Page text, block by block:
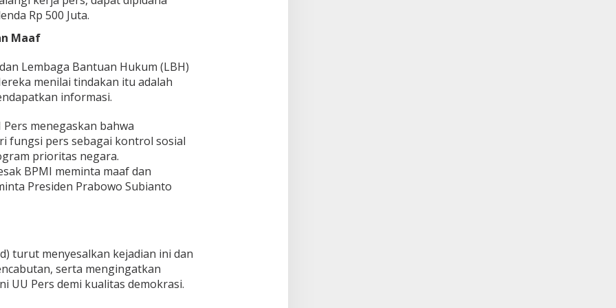
Rp 500 Juta.
Maaf
Lembaga Bantuan Hukum (LBH)
menilai tindakan itu adalah
informasi.
Pers menegaskan bahwa
fungsi pers sebagai kontrol sosial
prioritas negara.
BPMI meminta maaf dan
Presiden Prabowo Subianto
turut menyesalkan kejadian ini dan
serta mengingatkan
UU Pers demi kualitas demokrasi.